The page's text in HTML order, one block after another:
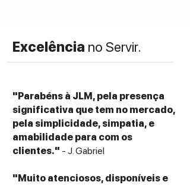
Excelência no Servir.
"Parabéns à JLM, pela presença
significativa que tem no mercado,
pela simplicidade, simpatia, e
amabilidade para com os
clientes." - J. Gabriel
"Muito atenciosos, disponíveis e